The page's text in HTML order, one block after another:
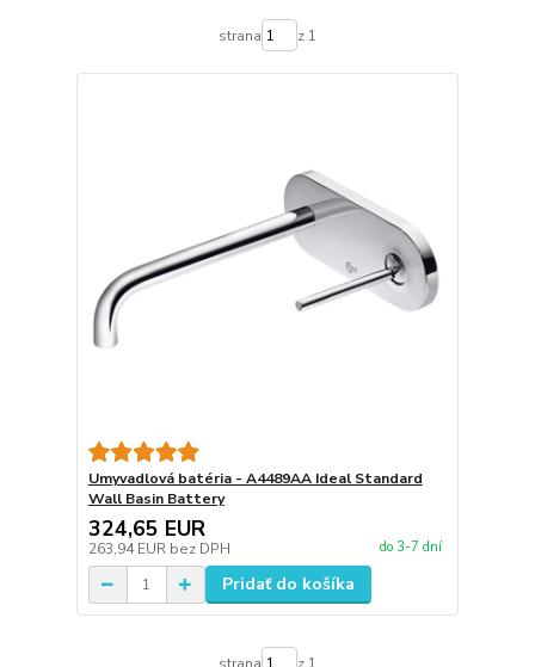
strana z 1
Umyvadlová batéria - A4489AA Ideal Standard
Wall Basin Battery
324,65 EUR
263,94 EUR bez DPH do 3-7 dní
Pridať do košíka
strana z 1